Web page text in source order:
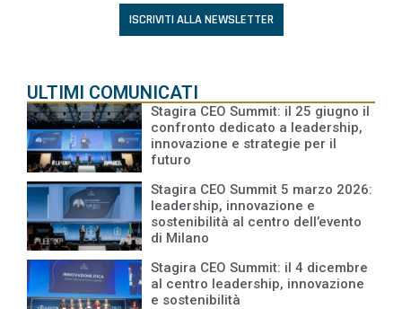
ISCRIVITI ALLA NEWSLETTER
ULTIMI COMUNICATI
Stagira CEO Summit: il 25 giugno il
confronto dedicato a leadership,
innovazione e strategie per il
futuro
Stagira CEO Summit 5 marzo 2026:
leadership, innovazione e
sostenibilità al centro dell’evento
di Milano
Stagira CEO Summit: il 4 dicembre
al centro leadership, innovazione
e sostenibilità